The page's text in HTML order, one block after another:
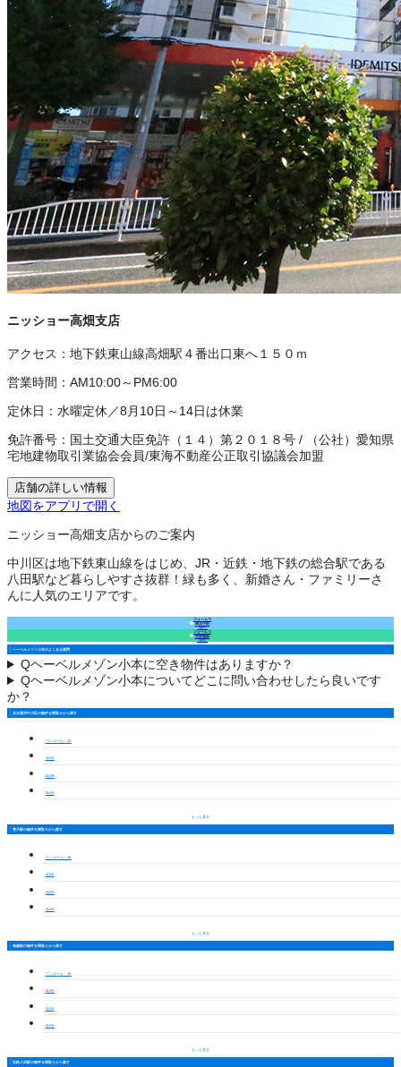
ニッショー高畑支店
アクセス： 地下鉄東山線高畑駅４番出口東へ１５０ｍ
営業時間： AM10:00～PM6:00
定休日： 水曜定休／8月10日～14日は休業
免許番号： 国土交通大臣免許（１４）第２０１８号 /
（公社）愛知県
宅地建物取引業協会会員/東海不動産公正取引協議会加盟
店舗の詳しい情報
地図をアプリで開く
ニッショー高畑支店からのご案内
中川区は地下鉄東山線をはじめ、JR・近鉄・地下鉄の総合駅である
八田駅など暮らしやすさ抜群！緑も多く、新婚さん・ファミリーさ
んに人気のエリアです。
フォームで
来店予約
（無料）
フォームで
空室確認
（無料）
ヘーベルメゾン小本のよくある質問
Qヘーベルメゾン小本に空き物件はありますか？
Qヘーベルメゾン小本についてどこに問い合わせしたら良いです
か？
名古屋市中川区の物件を間取りから探す
ワンルーム・1K
1LDK
2LDK
3LDK
もっと見る
荒子駅の物件を間取りから探す
ワンルーム・1K
1LDK
2LDK
3LDK
もっと見る
烏森駅の物件を間取りから探す
ワンルーム・1K
1LDK
2LDK
3LDK
もっと見る
近鉄八田駅の物件を間取りから探す